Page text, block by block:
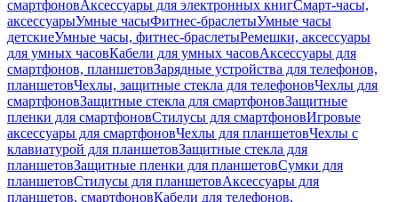
смартфоновАксессуары для электронных книгСмарт-часы,
аксессуарыУмные часыФитнес-браслетыУмные часы
детскиеУмные часы, фитнес-браслетыРемешки, аксессуары
для умных часовКабели для умных часовАксессуары для
смартфонов, планшетовЗарядные устройства для телефонов,
планшетовЧехлы, защитные стекла для телефоновЧехлы для
смартфоновЗащитные стекла для смартфоновЗащитные
пленки для смартфоновСтилусы для смартфоновИгровые
аксессуары для смартфоновЧехлы для планшетовЧехлы с
клавиатурой для планшетовЗащитные стекла для
планшетовЗащитные пленки для планшетовСумки для
планшетовСтилусы для планшетовАксессуары для
планшетов, смартфоновКабели для телефонов,